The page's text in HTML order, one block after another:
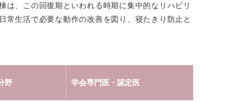
、この回復期といわれる時期に集中的なリハビリ
常生活で必要な動作の改善を図り、寝たきり防止と
野 学会専門医・認定医